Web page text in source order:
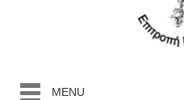
MENU